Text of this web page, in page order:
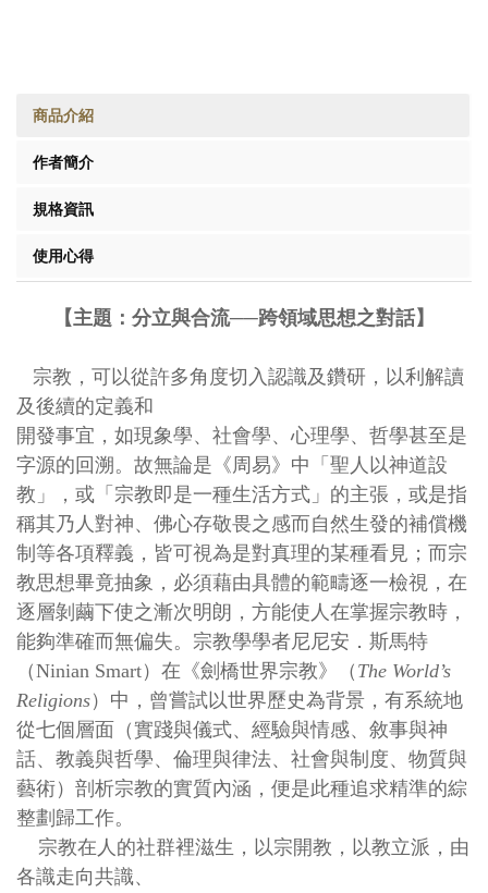
商品介紹
作者簡介
規格資訊
使用心得
【主題 ： 分立與合流──跨領域思想之對話】
宗教，可以從許多角度切入認識及鑽研，以利解讀
及後續的定義和
開發事宜，如現象學、社會學、心理學、哲學甚至是
字源的回溯。故無論是《周易》中「聖人以神道設
教」，或「宗教即是一種生活方式」的主張，或是指
稱其乃人對神、佛心存敬畏之感而自然生發的補償機
制等各項釋義，皆可視為是對真理的某種看見；而宗
教思想畢竟抽象，必須藉由具體的範疇逐一檢視，在
逐層剝繭下使之漸次明朗，方能使人在掌握宗教時，
能夠準確而無偏失。宗教學學者尼尼安．斯馬特
（Ninian Smart）在《劍橋世界宗教》（ The World’s
Religions）中，曾嘗試以世界歷史為背景，有系統地
從七個層面（實踐與儀式、經驗與情感、敘事與神
話、教義與哲學、倫理與律法、社會與制度、物質與
藝術）剖析宗教的實質內涵，便是此種追求精準的綜
整劃歸工作。
宗教在人的社群裡滋生，以宗開教，以教立派，由
各識走向共識、